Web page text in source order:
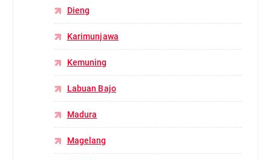
Dieng
Karimunjawa
Kemuning
Labuan Bajo
Madura
Magelang